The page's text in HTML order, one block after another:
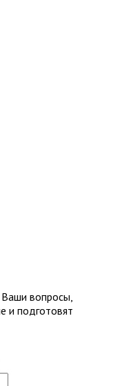
вопросы,
и подготовят